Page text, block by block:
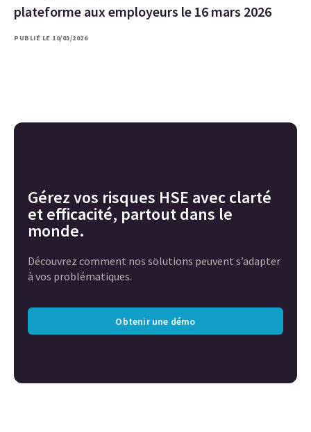
plateforme aux employeurs le 16 mars 2026
PUBLIÉ LE 10/03/2026
Gérez vos risques HSE avec clarté
et efficacité, partout dans le
monde.
Découvrez comment nos solutions peuvent s’adapter
à vos problématiques.
Obtenir une démo